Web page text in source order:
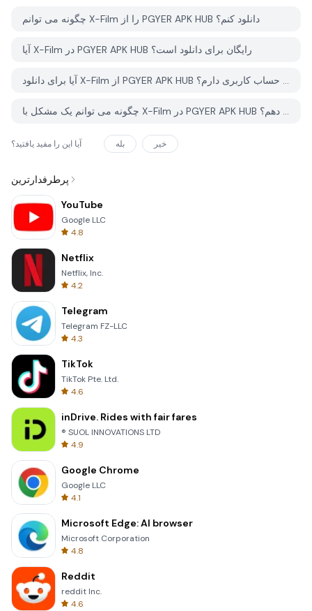
چگونه می توانم X-Film را از PGYER APK HUB دانلود کنم؟
آیا X-Film در PGYER APK HUB رایگان برای دانلود است؟
آیا برای دانلود X-Film از PGYER APK HUB نیاز به حساب کاربری دارم؟
چگونه می توانم یک مشکل با X-Film در PGYER APK HUB گزارش دهم؟
آیا این را مفید یافتید؟ بله خیر
پرطرفدارترین
YouTube
Google LLC
4.8
Netflix
Netflix, Inc.
4.2
Telegram
Telegram FZ-LLC
4.3
TikTok
TikTok Pte. Ltd.
4.6
inDrive. Rides with fair fares
® SUOL INNOVATIONS LTD
4.9
Google Chrome
Google LLC
4.1
Microsoft Edge: AI browser
Microsoft Corporation
4.8
Reddit
reddit Inc.
4.6